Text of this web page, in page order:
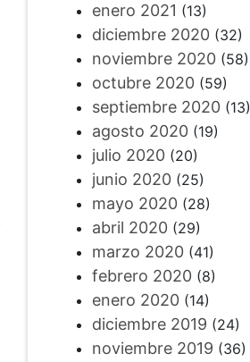
enero 2021 (13)
diciembre 2020(32)
noviembre 2020(58)
octubre 2020(59)
septiembre 2020(13)
agosto 2020(19)
julio 2020(20)
junio 2020(25)
mayo 2020(28)
abril 2020(29)
marzo 2020(41)
febrero 2020(8)
enero 2020(14)
diciembre 2019 (24)
noviembre 2019 (36)